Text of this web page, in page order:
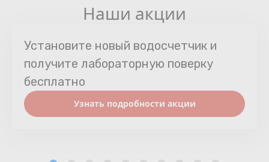
Наши акции
Установите новый водосчетчик и
получите лабораторную поверку
бесплатно
Узнать подробности акции